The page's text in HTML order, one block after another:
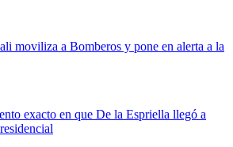
moviliza a Bomberos y pone en alerta a la
exacto en que De la Espriella llegó a